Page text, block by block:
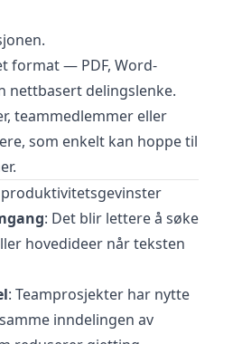
format — PDF, Word-
nettbasert delingslenke.
teammedlemmer eller
som enkelt kan hoppe til
: Det blir lettere å søke
hovedideer når teksten
: Teamprosjekter har nytte
inndelingen av